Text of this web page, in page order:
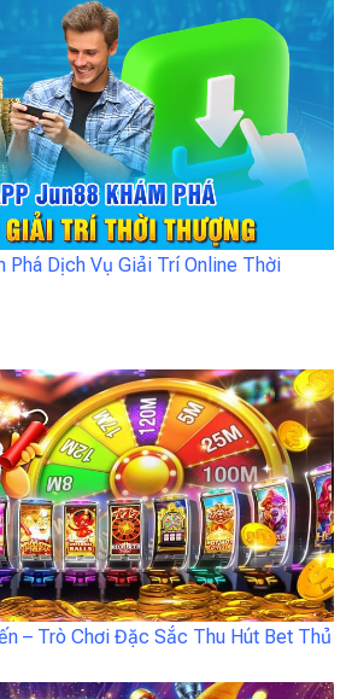
Phá Dịch Vụ Giải Trí Online Thời
– Trò Chơi Đặc Sắc Thu Hút Bet Thủ